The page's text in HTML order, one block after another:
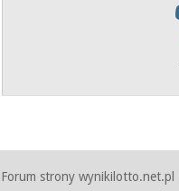
Forum strony wynikilotto.net.pl